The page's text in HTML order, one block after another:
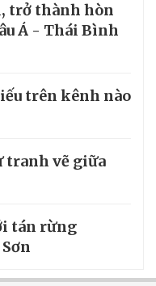
trở thành hòn
Á - Thái Bình
trên kênh nào
tranh vẽ giữa
tán rừng